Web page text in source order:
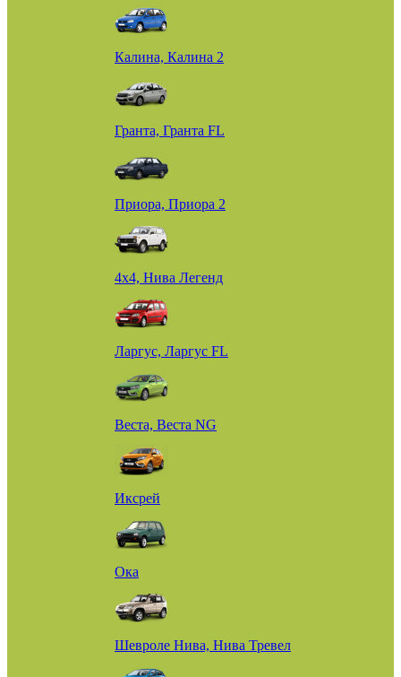
Калина, Калина 2
Гранта, Гранта FL
Приора, Приора 2
4х4, Нива Легенд
Ларгус, Ларгус FL
Веста, Веста NG
Иксрей
Ока
Шевроле Нива, Нива Тревел